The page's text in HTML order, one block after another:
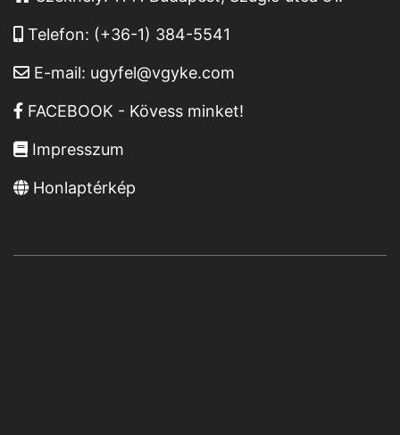
Telefon: (+36-1) 384-5541
E-mail: ugyfel@vgyke.com
FACEBOOK - Kövess minket!
Impresszum
Honlaptérkép